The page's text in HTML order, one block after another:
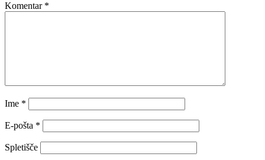
Komentar *
Ime *
E-pošta *
Spletišče